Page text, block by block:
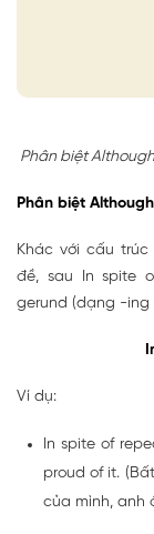
Phân biệt
Phân biệt
Khác với cấu
đề, sau In spite
gerund (dạng -
Ví dụ:
In spite of
proud of it.
của mình, anh